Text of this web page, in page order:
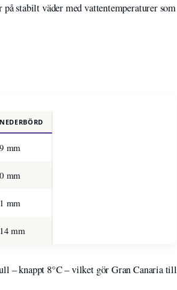
stabilt väder med vattentemperaturer som
NEDERBÖRD
9 mm
0 mm
1 mm
14 mm
– knappt 8°C – vilket gör Gran Canaria till